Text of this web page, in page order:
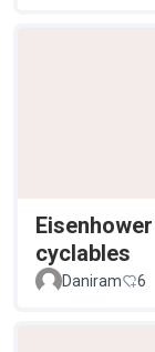
cyclables
Daniram 6